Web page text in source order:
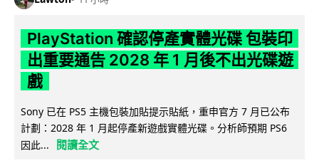
PlayStation 確認停產實體光碟 包裝印
出重要通告 2028 年 1 月後不出光碟遊
戲
Sony 已在 PS5 主機包裝加貼提示貼紙，重申官方 7 月已公布
計劃：2028 年 1 月起停產新遊戲實體光碟。分析師預期 PS6
因此...
閱讀全文